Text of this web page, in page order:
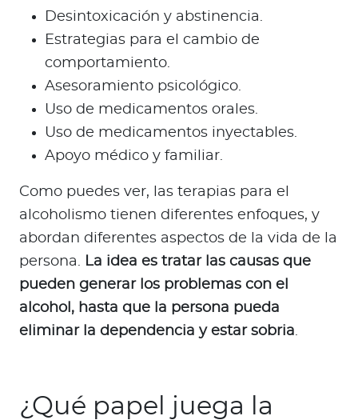
Desintoxicación y abstinencia.
Estrategias para el cambio de
comportamiento.
Asesoramiento psicológico.
Uso de medicamentos orales.
Uso de medicamentos inyectables.
Apoyo médico y familiar.
Como puedes ver, las terapias para el
alcoholismo tienen diferentes enfoques, y
abordan diferentes aspectos de la vida de la
persona. La idea es tratar las causas que
pueden generar los problemas con el
alcohol, hasta que la persona pueda
eliminar la dependencia y estar sobria.
¿Qué papel juega la